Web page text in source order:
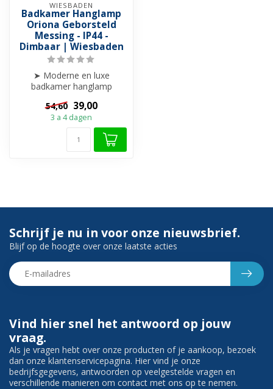
WIESBADEN
Badkamer Hanglamp
Oriona Geborsteld
Messing - IP44 -
Dimbaar | Wiesbaden
➤ Moderne en luxe
badkamer hanglamp
geschikt voor vochti...
54,60 39,00
3 a 4 dagen
Vind hier snel het antwoord op jouw
vraag.
Als je vragen hebt over onze producten of je aankoop, bezoek
dan onze klantenservicepagina. Hier vind je onze
bedrijfsgegevens, antwoorden op veelgestelde vragen en
verschillende manieren om contact met ons op te nemen.
Schrijf je nu in voor onze nieuwsbrief.
Blijf op de hoogte over onze laatste acties